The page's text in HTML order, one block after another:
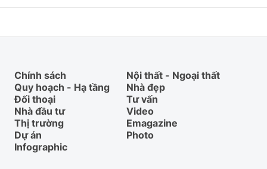
Chính sách
Nội thất - Ngoại thất
Quy hoạch - Hạ tầng
Nhà đẹp
Đối thoại
Tư vấn
Nhà đầu tư
Video
Thị trường
Emagazine
Dự án
Photo
Infographic